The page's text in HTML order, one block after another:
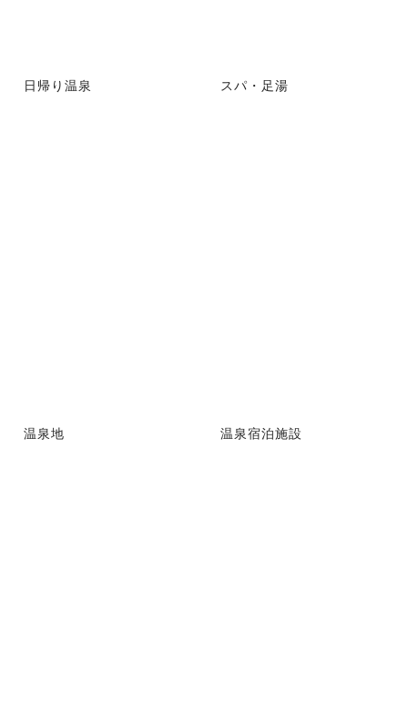
日帰り温泉 スパ・足湯
温泉地 温泉宿泊施設